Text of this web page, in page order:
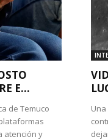
E...
de Temuco
atención y